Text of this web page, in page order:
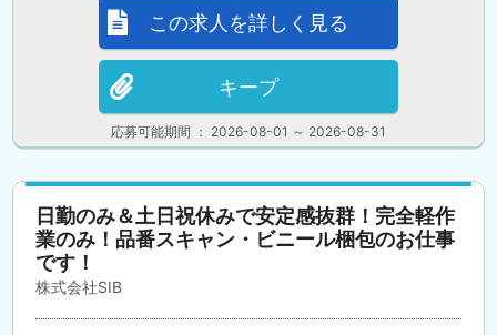
応募可能期間 ： 2026-08-01 ～ 2026-08-31
この求人を詳しく見る
キープ
日勤のみ＆土日祝休みで安定感抜群！完全軽作
業のみ！品番スキャン・ビニール梱包のお仕事
です！
株式会社SIB